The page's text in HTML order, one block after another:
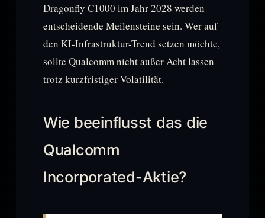
Dragonfly C1000 im Jahr 2028 werden
entscheidende Meilensteine sein. Wer auf
den KI-Infrastruktur-Trend setzen möchte,
sollte Qualcomm nicht außer Acht lassen –
trotz kurzfristiger Volatilität.
Wie beeinflusst das die
Qualcomm
Incorporated-Aktie?